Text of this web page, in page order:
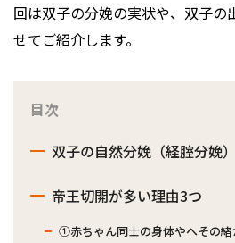
回は双子の分娩の実状や、双子の
せてご紹介します。
目次
双子の自然分娩（経腟分娩
帝王切開が多い理由3つ
①赤ちゃん同士の身体やへその緒